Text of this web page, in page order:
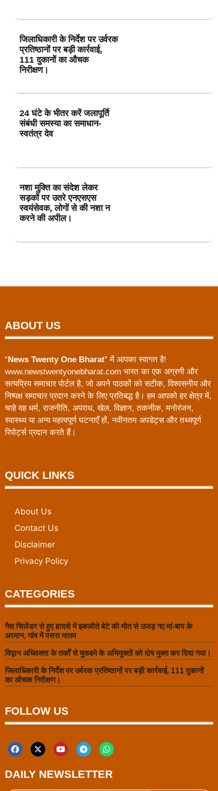
जिलाधिकारी के निर्देश पर उर्वरक
प्रतिष्ठानों पर बड़ी कार्रवाई,
111 दुकानों का औचक
निरीक्षण।
24 घंटे के भीतर करें जलापूर्ति
संबंधी समस्या का समाधान-
स्वतंत्र देव
नशा मुक्ति का संदेश लेकर
सड़कों पर उतरे एनएसएस
स्वयंसेवक, लोगों से की नशा न
करने की अपील।
ABOUT US
“News Twenty One Bharat” में आपका स्वागत है!
www.newstwentyonebharat.com भारत का एक अग्रणी और
सत्यप्रिय समाचार पोर्टल है, जो अपने पाठकों को सटीक, विश्वसनीय और
निष्पक्ष समाचार प्रदान करने के लिए प्रतिबद्ध है। हम आपको हर क्षेत्र में,
चाहे वह धर्म, राजनीति, अपराध, खेल, विज्ञान, तकनीक, मनोरंजन,
स्वास्थ्य या अन्य महत्वपूर्ण घटनाएँ हों, नवीनतम अपडेट्स और तथ्यपूर्ण
रिपोर्ट्स प्रदान करते हैं।
QUICK LINKS
About Us
Contact Us
Disclaimer
Privacy Policy
CATEGORIES
गैस सिलेंडर से हुए हादसे में इकलौते बेटे की मौत से उजड़ गए मां-बाप के
अरमान, गांव में पसरा मातम
विद्वान अधिवक्ता के तर्कों से मुकद्दमे के अभियुक्तों को दोष मुक्त कर दिया गया।
जिलाधिकारी के निर्देश पर उर्वरक प्रतिष्ठानों पर बड़ी कार्रवाई, 111 दुकानों
का औचक निरीक्षण।
FOLLOW US
DAILY NEWSLETTER